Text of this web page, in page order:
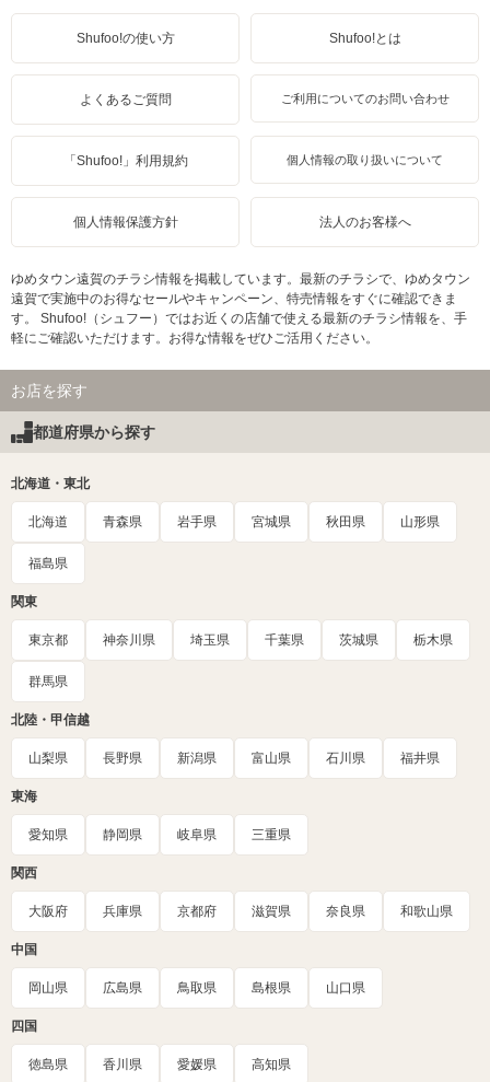
Shufoo!の使い方 Shufoo!とは
よくあるご質問 ご利用についてのお問い合わせ
「Shufoo!」利用規約 個人情報の取り扱いについて
個人情報保護方針 法人のお客様へ
ゆめタウン遠賀のチラシ情報を掲載しています。最新のチラシで、ゆめタウン
遠賀で実施中のお得なセールやキャンペーン、特売情報をすぐに確認できま
す。 Shufoo!（シュフー）ではお近くの店舗で使える最新のチラシ情報を、手
軽にご確認いただけます。お得な情報をぜひご活用ください。
お店を探す
都道府県から探す
北海道・東北
北海道 青森県 岩手県 宮城県 秋田県 山形県
福島県
関東
東京都 神奈川県 埼玉県 千葉県 茨城県 栃木県
群馬県
北陸・甲信越
山梨県 長野県 新潟県 富山県 石川県 福井県
東海
愛知県 静岡県 岐阜県 三重県
関西
大阪府 兵庫県 京都府 滋賀県 奈良県 和歌山県
中国
岡山県 広島県 鳥取県 島根県 山口県
四国
徳島県 香川県 愛媛県 高知県